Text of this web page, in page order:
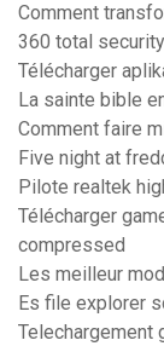
Comment
360 total
Télécharger
La sainte bible
Comment faire
Five night at
Pilote realtek
Télécharger
compressed
Les meilleur
Es file explorer
Telechargement